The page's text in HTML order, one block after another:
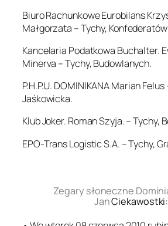
Biuro Rachunkowe Eurobilans
Małgorzata – Tychy,
Kancelaria Podatkowa Buchalter.
Minerva – Tychy, Budowlanych.
P.H.P.U. DOMINIKANA Marian Felus
Jaśkowicka.
Klub Joker. Roman Szyja. – Tychy,
EPO-Trans Logistic S.A. – Tychy,
Zegary słoneczne
JanCiekawostki: